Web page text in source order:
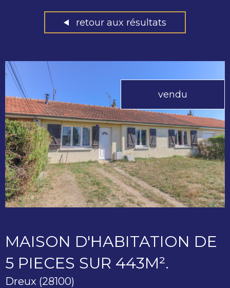
retour aux résultats
vendu
MAISON D'HABITATION DE
5 PIECES SUR 443M².
Dreux (28100)